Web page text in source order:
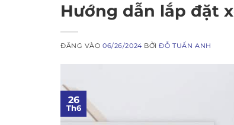
Hướng dẫn lắp đặt
ĐĂNG VÀO06/26/2024 BỞIĐỖ TUẤN ANH
26
Th6